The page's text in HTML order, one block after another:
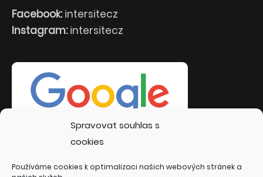
Spravovat souhlas s
cookies
Používáme cookies k optimalizaci našich webových stránek a
Facebook: intersitecz
Instagram: intersitecz